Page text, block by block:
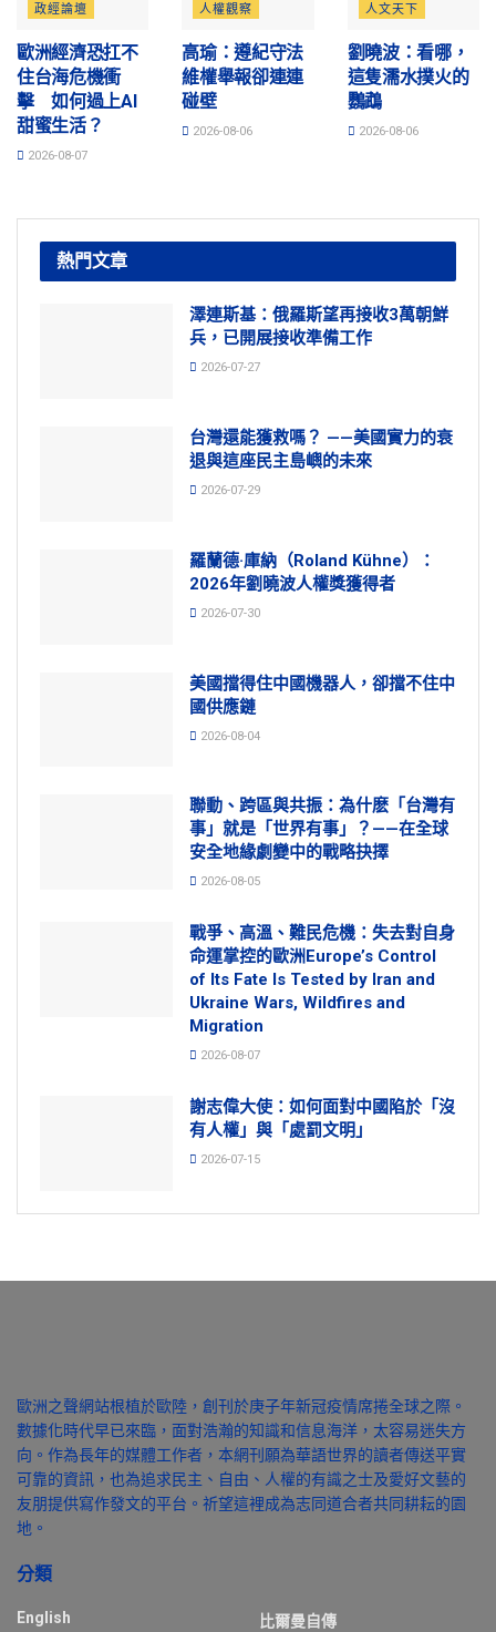
政經論壇
歐洲經濟恐扛不
住台海危機衝
擊 如何過上AI
甜蜜生活？
2026-08-07
人權觀察
高瑜：遵紀守法
維權舉報卻連連
碰壁
2026-08-06
人文天下
劉曉波：看哪，
這隻濡水撲火的
鸚鵡
2026-08-06
熱門文章
澤連斯基：俄羅斯望再接收3萬朝鮮
兵，已開展接收準備工作
2026-07-27
台灣還能獲救嗎？ ——美國實力的衰
退與這座民主島嶼的未來
2026-07-29
羅蘭德·庫納（Roland Kühne）：
2026年劉曉波人權獎獲得者
2026-07-30
美國擋得住中國機器人，卻擋不住中
國供應鏈
2026-08-04
聯動、跨區與共振：為什麽「台灣有
事」就是「世界有事」？——在全球
安全地緣劇變中的戰略抉擇
2026-08-05
戰爭、高溫、難民危機：失去對自身
命運掌控的歐洲Europe’s Control
of Its Fate Is Tested by Iran and
Ukraine Wars, Wildfires and
Migration
2026-08-07
謝志偉大使：如何面對中國陷於「沒
有人權」與「處罰文明」
2026-07-15
歐洲之聲網站根植於歐陸，創刊於庚子年新冠疫情席捲全球之際。
數據化時代早已來臨，面對浩瀚的知識和信息海洋，太容易迷失方
向。作為長年的媒體工作者，本網刊願為華語世界的讀者傳送平實
可靠的資訊，也為追求民主、自由、人權的有識之士及愛好文藝的
友朋提供寫作發文的平台。祈望這裡成為志同道合者共同耕耘的園
地。
分類
English
比爾曼自傳